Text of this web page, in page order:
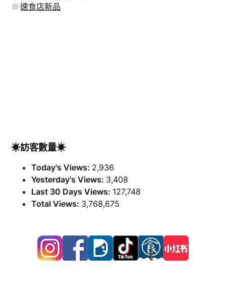
速食店新品
☀訪客數量☀
Today's Views: 2,936
Yesterday's Views: 3,408
Last 30 Days Views: 127,748
Total Views: 3,768,675